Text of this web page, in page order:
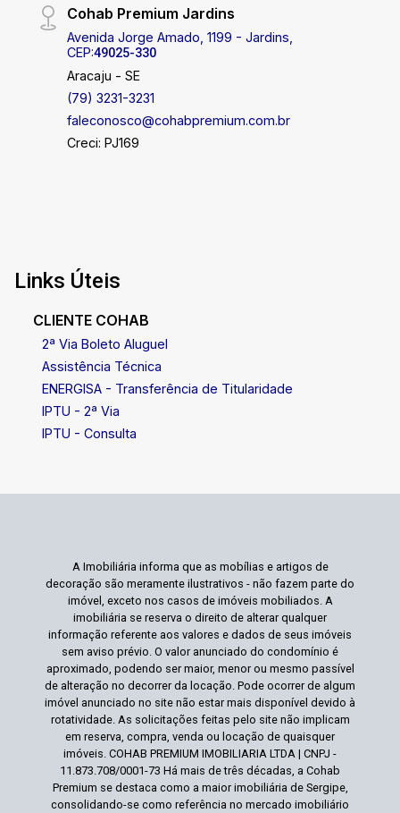
Cohab Premium Jardins
Avenida Jorge Amado, 1199 - Jardins,
CEP:49025-330
Aracaju - SE
(79) 3231-3231
faleconosco@cohabpremium.com.br
Creci: PJ169
Links Úteis
CLIENTE COHAB
2ª Via Boleto Aluguel
Assistência Técnica
ENERGISA - Transferência de Titularidade
IPTU - 2ª Via
IPTU - Consulta
A Imobiliária informa que as mobílias e artigos de
decoração são meramente ilustrativos - não fazem parte do
imóvel, exceto nos casos de imóveis mobiliados. A
imobiliária se reserva o direito de alterar qualquer
informação referente aos valores e dados de seus imóveis
sem aviso prévio. O valor anunciado do condomínio é
aproximado, podendo ser maior, menor ou mesmo passível
de alteração no decorrer da locação. Pode ocorrer de algum
imóvel anunciado no site não estar mais disponível devido à
rotatividade. As solicitações feitas pelo site não implicam
em reserva, compra, venda ou locação de quaisquer
imóveis. COHAB PREMIUM IMOBILIARIA LTDA | CNPJ -
11.873.708/0001-73 Há mais de três décadas, a Cohab
Premium se destaca como a maior imobiliária de Sergipe,
consolidando-se como referência no mercado imobiliário